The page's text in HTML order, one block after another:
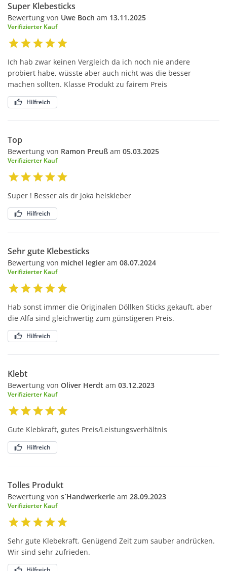
Super Klebesticks
Bewertung von Uwe Boch am 13.11.2025
Verifizierter Kauf
Ich hab zwar keinen Vergleich da ich noch nie andere
probiert habe, wüsste aber auch nicht was die besser
machen sollten. Klasse Produkt zu fairem Preis
Hilfreich
Top
Bewertung von Ramon Preuß am 05.03.2025
Verifizierter Kauf
Super ! Besser als dr joka heiskleber
Hilfreich
Sehr gute Klebesticks
Bewertung von michel legier am 08.07.2024
Verifizierter Kauf
Hab sonst immer die Originalen Döllken Sticks gekauft, aber
die Alfa sind gleichwertig zum günstigeren Preis.
Hilfreich
Klebt
Bewertung von Oliver Herdt am 03.12.2023
Verifizierter Kauf
Gute Klebkraft, gutes Preis/Leistungsverhältnis
Hilfreich
Tolles Produkt
Bewertung von s´Handwerkerle am 28.09.2023
Verifizierter Kauf
Sehr gute Klebekraft. Genügend Zeit zum sauber andrücken.
Wir sind sehr zufrieden.